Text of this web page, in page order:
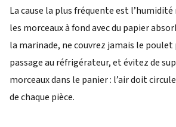
La cause la plus fréquente est l’humidité
les morceaux à fond avec du papier
la marinade, ne couvrez jamais le
passage au réfrigérateur, et évitez de
morceaux dans le panier : l’air doit
de chaque pièce.